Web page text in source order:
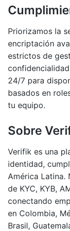
Priorizamos la
encriptación
estrictos de
24/7 para
basados en
tu equipo.
Sobre
Verifik es una
identidad,
América Latina.
de KYC, KYB,
conectando
en Colombia,
Brasil,